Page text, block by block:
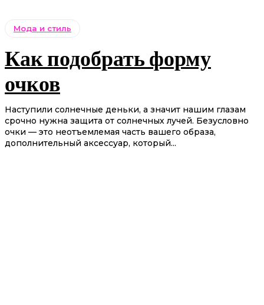
Мода и стиль
Как подобрать форму
очков
Наступили солнечные деньки, а значит нашим глазам
срочно нужна защита от солнечных лучей. Безусловно
очки — это неотъемлемая часть вашего образа,
дополнительный аксессуар, который...